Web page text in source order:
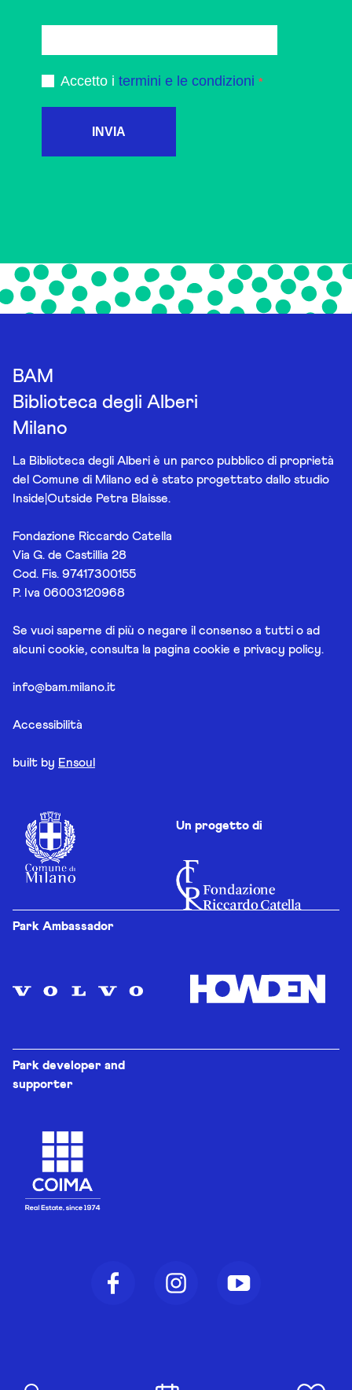
Accetto i termini e le condizioni
INVIA
BAM
Biblioteca degli Alberi
Milano
La Biblioteca degli Alberi è un parco pubblico di proprietà
del Comune di Milano ed è stato progettato dallo studio
Inside|Outside Petra Blaisse.
Fondazione Riccardo Catella
Via G. de Castillia 28
Cod. Fis. 97417300155
P. Iva 06003120968
Se vuoi saperne di più o negare il consenso a tutti o ad
alcuni cookie, consulta la pagina cookie e privacy policy.
info@bam.milano.it
Accessibilità
built by Ensoul
Un progetto di
Park Ambassador
Park developer and
supporter